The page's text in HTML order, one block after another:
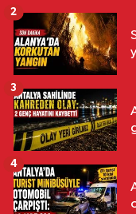
2
3
4